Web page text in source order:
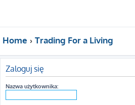
Home Trading For a Living
Zaloguj się
Nazwa użytkownika: